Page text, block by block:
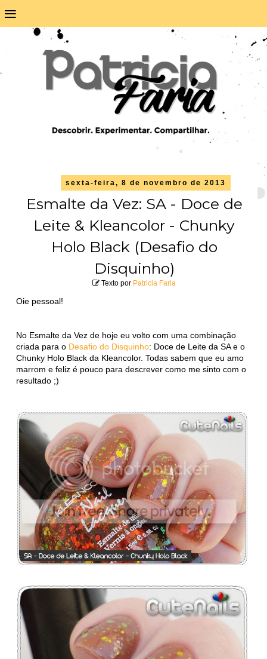
≡
sexta-feira, 8 de novembro de 2013
Esmalte da Vez: SA - Doce de
Leite & Kleancolor - Chunky
Holo Black (Desafio do
Disquinho)
Texto por Patricia Faria
Oie pessoal!
No Esmalte da Vez de hoje eu volto com uma combinação
criada para o Desafio do Disquinho: Doce de Leite da SA e o
Chunky Holo Black da Kleancolor. Todas sabem que eu amo
marrom e feliz é pouco para descrever como me sinto com o
resultado ;)